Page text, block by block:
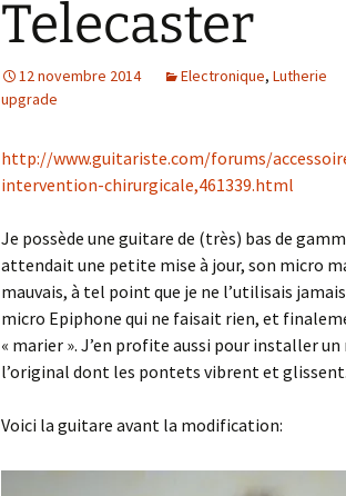
Telecaster
12 novembre 2014 Electronique, Lutherie
upgrade
http://www.guitariste.com/forums/
intervention-chirurgicale,461339.html
Je possède une guitare de (très) bas de
attendait une petite mise à jour, son micro
mauvais, à tel point que je ne l’utilisais
micro Epiphone qui ne faisait rien, et
« marier ». J’en profite aussi pour installer
l’original dont les pontets vibrent et glissent.
Voici la guitare avant la modification: